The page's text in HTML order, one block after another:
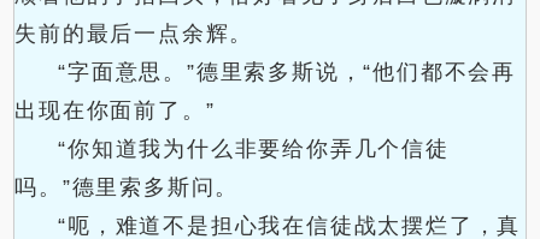
失前的最后一点余辉。
“字面意思。”德里索多斯说，“他们都不会再
出现在你面前了。”
“你知道我为什么非要给你弄几个信徒
吗。”德里索多斯问。
“呃，难道不是担心我在信徒战太摆烂了，真